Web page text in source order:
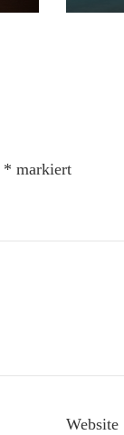
* markiert
Website